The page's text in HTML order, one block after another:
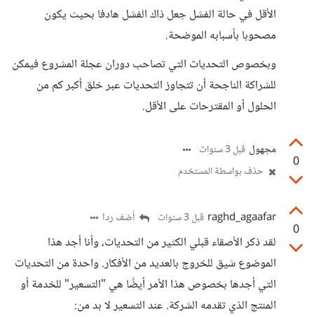
الأقل في حالة الفشل جعل ذاك الفشل هادفا بحيث يكون
مصحوبا بأسبابه الموضحة.
وبخصوص التحديات التي تصاحب دوران عجلة المشروع فيمكن
للشراكة الناجحة أن تتجاوز التحديات عبر خلق أكبر كم من
الحلول أو المقترحات على الأقل.
0
مجهول قبل 3 سنوات
حذف بواسطة المستخدم
0
raghd_agaafar قبل 3 سنوات أضف ردا
لقد ذكر الأصقاء قبلي الكثير من التحديات، وأنا أجد هذا
الموضوع شيق للخروج بالعديد من الأفكار. واحدة من التحديات
التي أجدها بخصوص هذا الأمر أيضًا هي "التسعير" للخدمة أو
المنتج الذي تقدمه الشركة. عند التسعير لا بد من: